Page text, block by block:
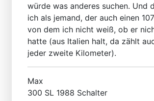
würde was anderes suchen. Und
ich als jemand, der auch einen
von dem ich nicht weiß, ob er
hatte (aus Italien halt, da zählt
jeder zweite Kilometer).
Max
300 SL 1988 Schalter